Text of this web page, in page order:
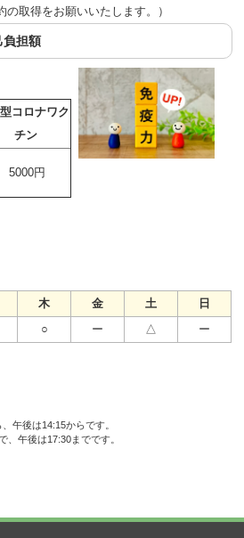
取得をお願いいたします。）
負担額
コロナワク
チン
5000円
木 金 土
日
○ ー △ ー
午後は14:15からです。
午後は17:30までです。